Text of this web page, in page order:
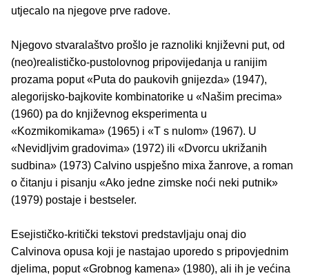
utjecalo na njegove prve radove.
Njegovo stvaralaštvo prošlo je raznoliki književni put, od
(neo)realističko-pustolovnog pripovijedanja u ranijim
prozama poput «Puta do paukovih gnijezda» (1947),
alegorijsko-bajkovite kombinatorike u «Našim precima»
(1960) pa do književnog eksperimenta u
«Kozmikomikama» (1965) i «T s nulom» (1967). U
«Nevidljvim gradovima» (1972) ili «Dvorcu ukrižanih
sudbina» (1973) Calvino uspješno mixa žanrove, a roman
o čitanju i pisanju «Ako jedne zimske noći neki putnik»
(1979) postaje i bestseler.
Esejističko-kritički tekstovi predstavljaju onaj dio
Calvinova opusa koji je nastajao uporedo s pripovjednim
djelima, poput «Grobnog kamena» (1980), ali ih je većina